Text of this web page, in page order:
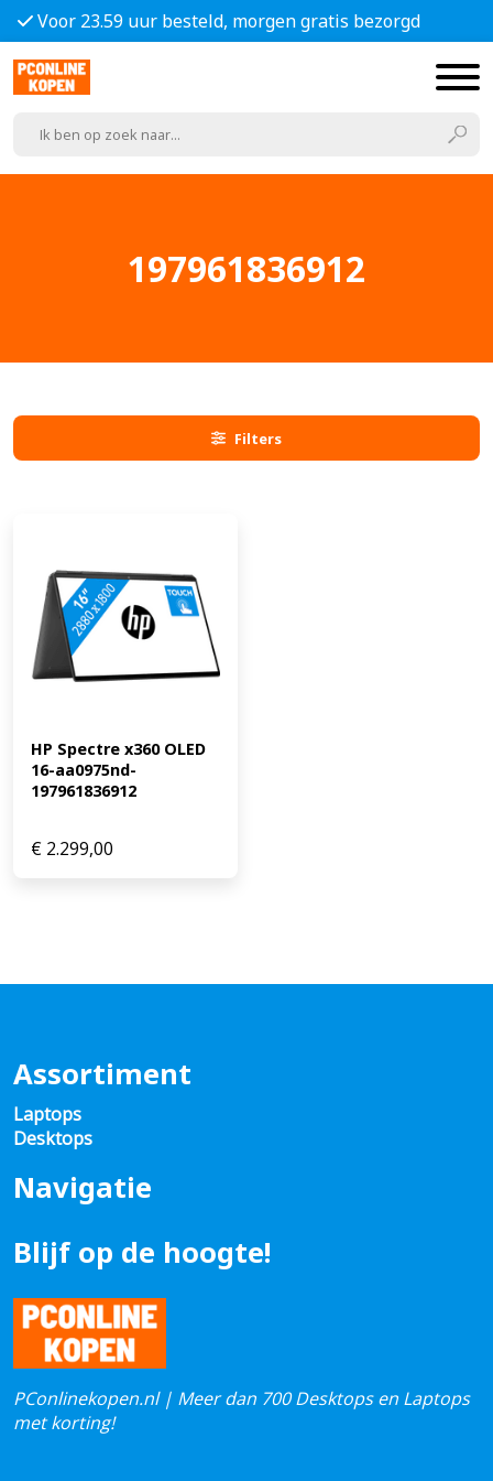
Voor 23.59 uur besteld, morgen gratis bezorgd
197961836912
Filters
HP Spectre x360 OLED
16-aa0975nd-
197961836912
€ 2.299,00
Assortiment
Laptops
Desktops
Navigatie
Blijf op de hoogte!
PConlinekopen.nl | Meer dan 700 Desktops en Laptops
met korting!